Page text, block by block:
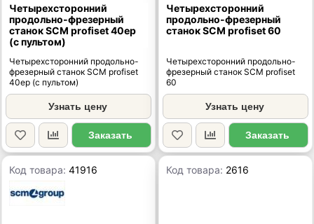
Четырехсторонний
продольно-фрезерный
станок SCM profiset 40ep
(с пультом)
Четырехсторонний продольно-
фрезерный станок SCM profiset
40ep (с пультом)
Узнать цену
Заказать
Четырехсторонний
продольно-фрезерный
станок SCM profiset 60
Четырехсторонний продольно-
фрезерный станок SCM profiset
60
Узнать цену
Заказать
Код товара:41916 Код товара: 2616